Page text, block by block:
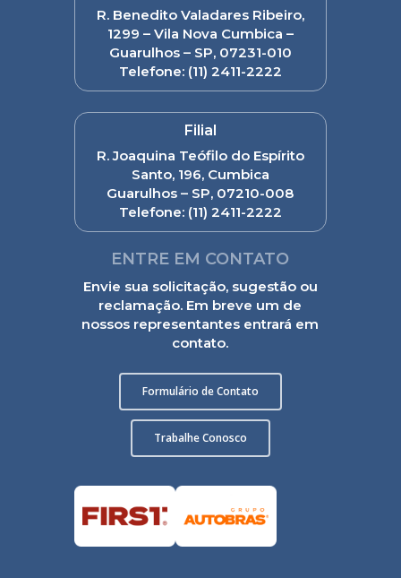
R. Benedito Valadares Ribeiro,
1299 – Vila Nova Cumbica –
Guarulhos – SP, 07231-010
Telefone: (11) 2411-2222
Filial
R. Joaquina Teófilo do Espírito
Santo, 196, Cumbica
Guarulhos – SP, 07210-008
Telefone:(11) 2411-2222
ENTRE EM CONTATO
Envie sua solicitação, sugestão ou
reclamação. Em breve um de
nossos representantes entrará em
contato.
Formulário de Contato
Trabalhe Conosco